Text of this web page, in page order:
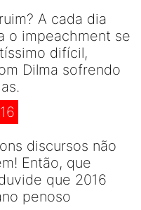
A cada dia
o impeachment se
difícil,
Dilma sofrendo
discursos não
Então, que
que 2016
penoso